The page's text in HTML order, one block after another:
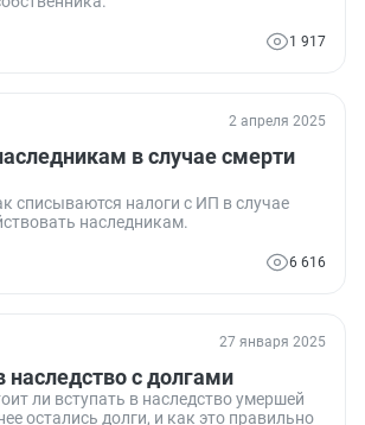
1 917
2 апреля 2025
в случае смерти
списываются налоги с ИП в случае
наследникам.
6 616
27 января 2025
наследство с долгами
ли вступать в наследство умершей
остались долги, и как это правильно